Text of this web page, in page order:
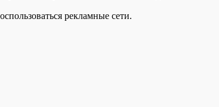
рекламные сети.